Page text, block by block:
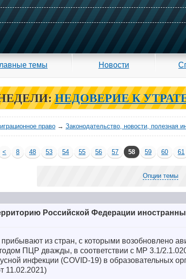
темы Новости
НЕДОВЕРИЕ К
право → Законодательство, новости, полезная
< 8 48 53 54 55 56 57 58 59 60 61
Опции темы
Российской Федерации
из стран, с которыми возобновлено
ПЦР дважды, в соответствии с МР 3.1/
инфекции (COVID-19) в образовательных
11.02.2021)